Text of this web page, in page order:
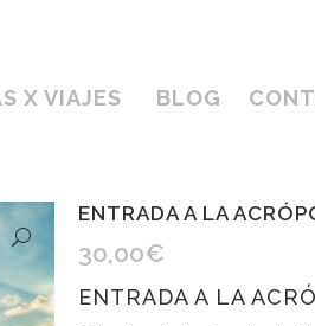
X VIAJES BLOG
ENTRADA A LA
30,00€
ENTRADA A LA